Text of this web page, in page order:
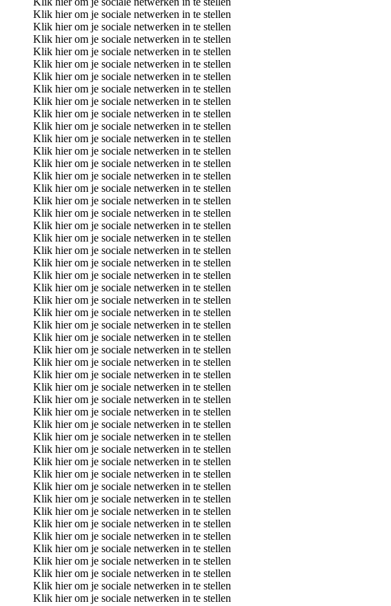
Klik hier om je sociale netwerken in te stellen
Klik hier om je sociale netwerken in te stellen
Klik hier om je sociale netwerken in te stellen
Klik hier om je sociale netwerken in te stellen
Klik hier om je sociale netwerken in te stellen
Klik hier om je sociale netwerken in te stellen
Klik hier om je sociale netwerken in te stellen
Klik hier om je sociale netwerken in te stellen
Klik hier om je sociale netwerken in te stellen
Klik hier om je sociale netwerken in te stellen
Klik hier om je sociale netwerken in te stellen
Klik hier om je sociale netwerken in te stellen
Klik hier om je sociale netwerken in te stellen
Klik hier om je sociale netwerken in te stellen
Klik hier om je sociale netwerken in te stellen
Klik hier om je sociale netwerken in te stellen
Klik hier om je sociale netwerken in te stellen
Klik hier om je sociale netwerken in te stellen
Klik hier om je sociale netwerken in te stellen
Klik hier om je sociale netwerken in te stellen
Klik hier om je sociale netwerken in te stellen
Klik hier om je sociale netwerken in te stellen
Klik hier om je sociale netwerken in te stellen
Klik hier om je sociale netwerken in te stellen
Klik hier om je sociale netwerken in te stellen
Klik hier om je sociale netwerken in te stellen
Klik hier om je sociale netwerken in te stellen
Klik hier om je sociale netwerken in te stellen
Klik hier om je sociale netwerken in te stellen
Klik hier om je sociale netwerken in te stellen
Klik hier om je sociale netwerken in te stellen
Klik hier om je sociale netwerken in te stellen
Klik hier om je sociale netwerken in te stellen
Klik hier om je sociale netwerken in te stellen
Klik hier om je sociale netwerken in te stellen
Klik hier om je sociale netwerken in te stellen
Klik hier om je sociale netwerken in te stellen
Klik hier om je sociale netwerken in te stellen
Klik hier om je sociale netwerken in te stellen
Klik hier om je sociale netwerken in te stellen
Klik hier om je sociale netwerken in te stellen
Klik hier om je sociale netwerken in te stellen
Klik hier om je sociale netwerken in te stellen
Klik hier om je sociale netwerken in te stellen
Klik hier om je sociale netwerken in te stellen
Klik hier om je sociale netwerken in te stellen
Klik hier om je sociale netwerken in te stellen
Klik hier om je sociale netwerken in te stellen